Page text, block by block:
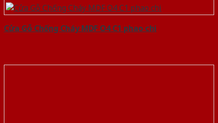
Cửa Gỗ Chống Cháy MDF O4 C1 phao chi